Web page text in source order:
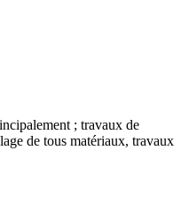
; travaux de
de tous matériaux, travaux